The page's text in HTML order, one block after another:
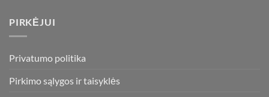
PIRKĖJUI
Privatumo politika
Pirkimo sąlygos ir taisyklės